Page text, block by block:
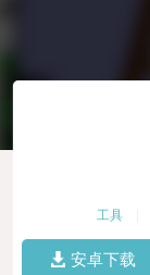
工具
安卓下载